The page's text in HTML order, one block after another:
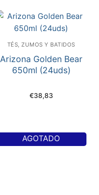
TÉS, ZUMOS Y BATIDOS
Arizona Golden Bear
650ml (24uds)
€38,83
AGOTADO